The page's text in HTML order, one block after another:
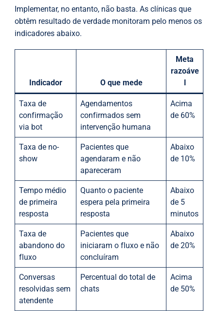
Implementar, no entanto, não basta. As clínicas que
obtêm resultado de verdade monitoram pelo menos os
indicadores abaixo.
Indicador O que mede
Meta
razoáve
l
Taxa de
confirmação
via bot
Agendamentos
confirmados sem
intervenção humana
Acima
de 60%
Taxa de no-
show
Pacientes que
agendaram e não
apareceram
Abaixo
de 10%
Tempo médio
de primeira
resposta
Quanto o paciente
espera pela primeira
resposta
Abaixo
de 5
minutos
Taxa de
abandono do
fluxo
Pacientes que
iniciaram o fluxo e não
concluíram
Abaixo
de 20%
Conversas
resolvidas sem
atendente
Percentual do total de
chats
Acima
de 50%